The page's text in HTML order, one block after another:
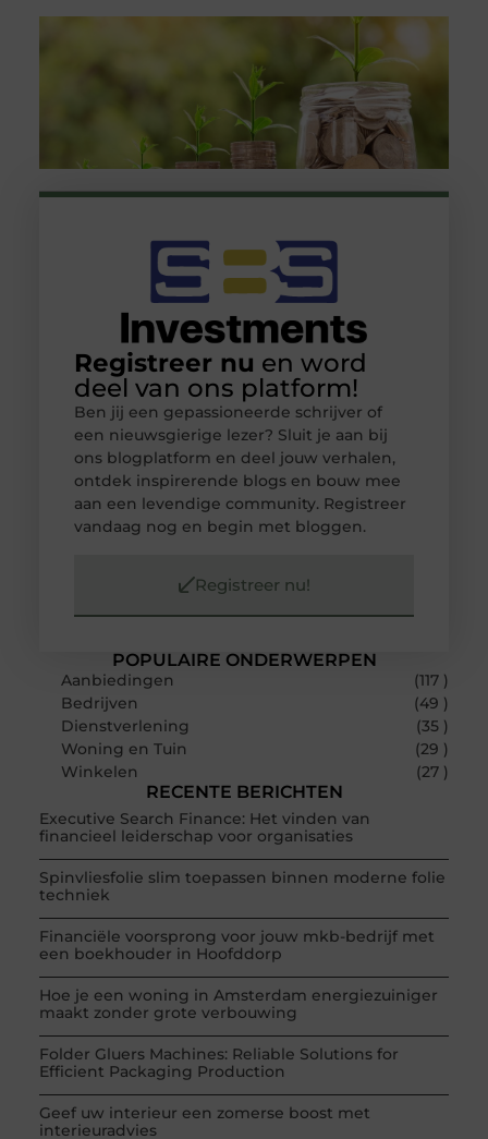
POPULAIRE ONDERWERPEN
Aanbiedingen
(117 )
Bedrijven
(49 )
Dienstverlening
(35 )
Woning en Tuin
(29 )
Winkelen
(27 )
RECENTE BERICHTEN
Executive Search Finance: Het vinden van
financieel leiderschap voor organisaties
Spinvliesfolie slim toepassen binnen moderne folie
techniek
Financiële voorsprong voor jouw mkb-bedrijf met
een boekhouder in Hoofddorp
Hoe je een woning in Amsterdam energiezuiniger
maakt zonder grote verbouwing
Folder Gluers Machines: Reliable Solutions for
Efficient Packaging Production
Geef uw interieur een zomerse boost met
interieuradvies
Registreer nu en word
deel van ons platform!
Ben jij een gepassioneerde schrijver of
een nieuwsgierige lezer? Sluit je aan bij
ons blogplatform en deel jouw verhalen,
ontdek inspirerende blogs en bouw mee
aan een levendige community. Registreer
vandaag nog en begin met bloggen.
Registreer nu!